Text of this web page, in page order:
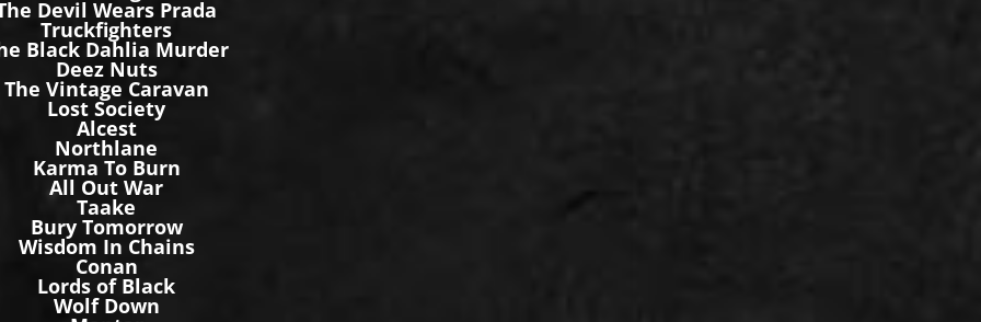
Devil Wears Prada
Truckfighters
Black Dahlia Murder
Deez Nuts
The Vintage Caravan
Lost Society
Alcest
Northlane
Karma To Burn
All Out War
Taake
Bury Tomorrow
Wisdom In Chains
Conan
Lords of Black
Wolf Down